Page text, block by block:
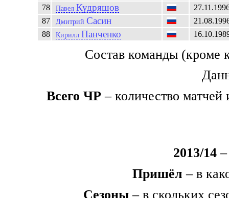
78
Павел Кудряшов
87
Дмитрий Сасин
88
Кирилл Панченко
Состав команды (кроме
Всего ЧР – количество
2013/14 –
Пришёл – в
Сезоны – в скольких